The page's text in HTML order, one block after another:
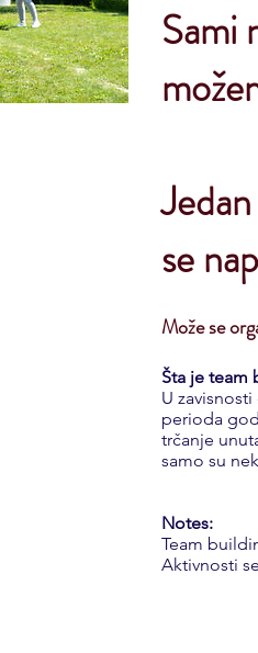
Sami
se
Može se
Šta je team
U
perioda
trčanje
samo su
Notes:
Team
Aktivnosti